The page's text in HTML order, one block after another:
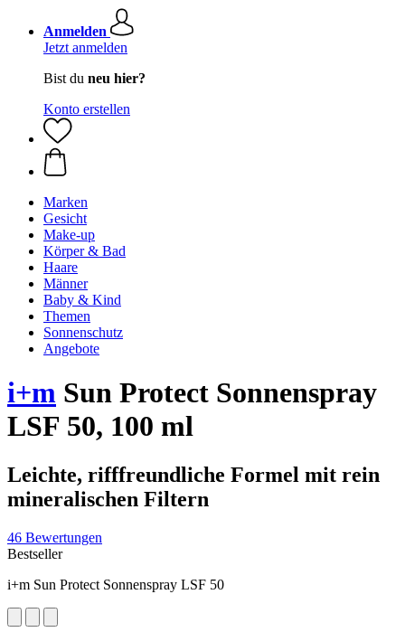
Anmelden
Jetzt anmelden
Bist du neu hier?
Konto erstellen
Marken
Gesicht
Make-up
Körper & Bad
Haare
Männer
Baby & Kind
Themen
Sonnenschutz
Angebote
i+m Sun Protect Sonnenspray
LSF 50, 100 ml
Leichte, rifffreundliche Formel mit rein
mineralischen Filtern
46 Bewertungen
Bestseller
i+m Sun Protect Sonnenspray LSF 50